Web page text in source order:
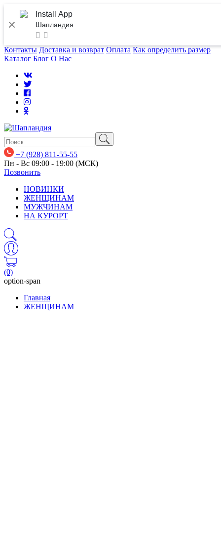
Install App
Шапландия
Контакты Доставка и возврат Оплата Как определить размер
Каталог Блог О Нас
+7 (928) 811-55-55
Пн - Вс 09:00 - 19:00 (МСК)
Позвонить
НОВИНКИ
ЖЕНЩИНАМ
МУЖЧИНАМ
НА КУРОРТ
(0)
option-span
Главная
ЖЕНЩИНАМ